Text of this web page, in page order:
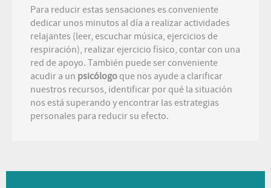
Para reducir estas sensaciones es conveniente
dedicar unos minutos al día a realizar actividades
relajantes (leer, escuchar música, ejercicios de
respiración), realizar ejercicio físico, contar con una
red de apoyo. También puede ser conveniente
acudir a un psicólogo que nos ayude a clarificar
nuestros recursos, identificar por qué la situación
nos está superando y encontrar las estrategias
personales para reducir su efecto.